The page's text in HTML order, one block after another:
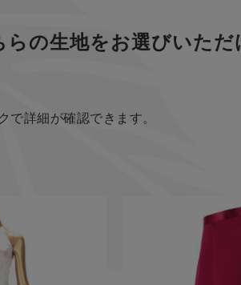
らの生地をお選びいた
で詳細が確認できます。